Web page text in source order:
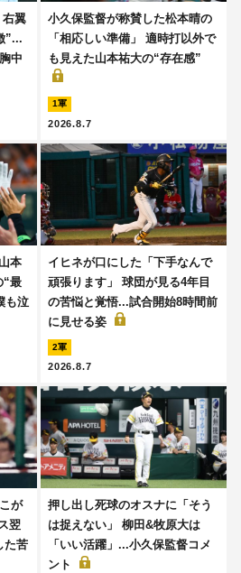
右翼
”...
中
小久保監督が称賛した松本晴の
「相応しい準備」 適時打以外で
も見えた山本祐大の“存在感”
1軍
2026.8.7
本
“最
も泣
イヒネが口にした「下手なんで
頑張ります」 球団が見る4年目
の苦悩と覚悟...試合開始8時間前
に見せる姿
2軍
2026.8.7
が
翌
た苦
押し出し死球のオスナに「そう
は捉えない」 柳田&牧原大は
「いい活躍」...小久保監督コメ
ント